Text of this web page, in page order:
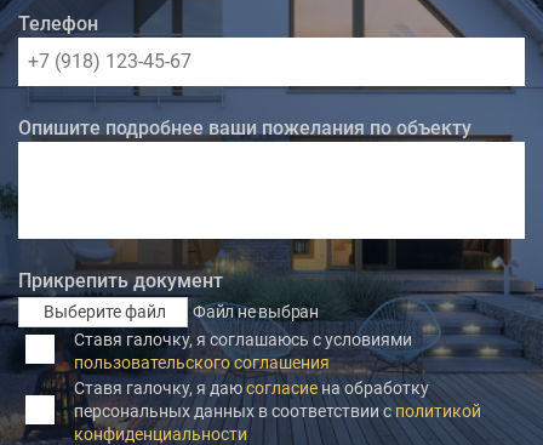
Телефон
Опишите подробнее ваши пожелания по объекту
Прикрепить документ
Выберите файл
Файл не выбран
Ставя галочку, я соглашаюсь с условиями
пользовательского соглашения
Ставя галочку, я даюсогласиена обработку
персональных данных в соответствии сполитикой
конфиденциальности